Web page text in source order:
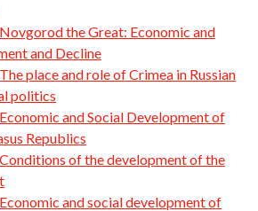
Novgorod the Great: Economic and
and Decline
The place and role of Crimea in Russian
politics
Economic and Social Development of
Republics
Conditions of the development of the
Economic and social development of